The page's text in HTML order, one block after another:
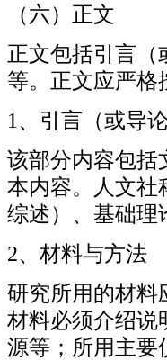
（六）正文
正文包括引言（
等。正文应严格
1、引言（或导
该部分内容包括
本内容。人文社
综述）、基础理
2、材料与方法
研究所用的材料
材料必须介绍说
源等；所用主要